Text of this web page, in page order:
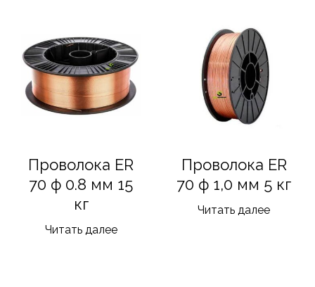
Проволока ER
70 ф 0.8 мм 15
кг
Читать далее
Проволока ER
70 ф 1,0 мм 5 кг
Читать далее